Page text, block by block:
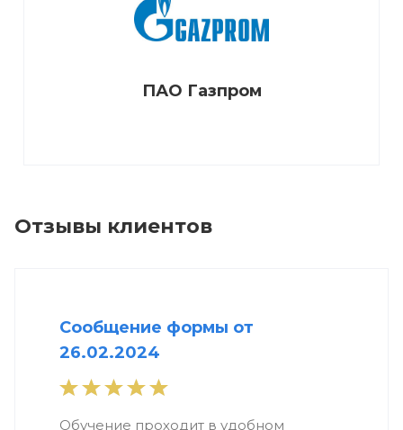
ПАО Газпром
Отзывы клиентов
Сообщение формы от
26.02.2024
Обучение проходит в удобном